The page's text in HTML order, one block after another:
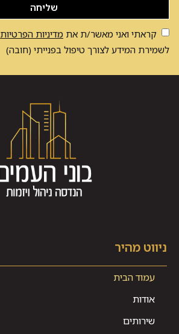
שליחה
קראתי ואני מאשר/ת את מדיניות הפרטיות
לשמירת המידע לצורך טיפול בפנייתי (חובה)
ניווט מהיר
עמוד הבית
אודות
שירותים